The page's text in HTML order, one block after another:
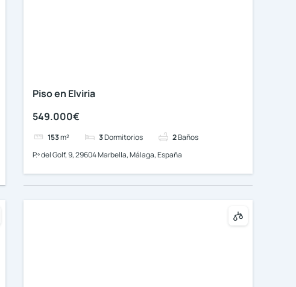
Piso en Elviria
549.000€
153m² 3Dormitorios 2Baños
P.º del Golf, 9, 29604 Marbella, Málaga, España